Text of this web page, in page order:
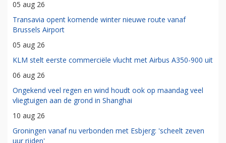
05 aug 26
Transavia opent komende winter nieuwe route vanaf
Brussels Airport
05 aug 26
KLM stelt eerste commerciële vlucht met Airbus A350-900 uit
06 aug 26
Ongekend veel regen en wind houdt ook op maandag veel
vliegtuigen aan de grond in Shanghai
10 aug 26
Groningen vanaf nu verbonden met Esbjerg: 'scheelt zeven
uur rijden'